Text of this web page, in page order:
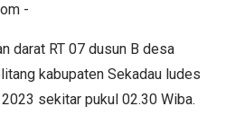
-
darat RT 07 dusun B desa
kabupaten Sekadau ludes
sekitar pukul 02.30 Wiba.